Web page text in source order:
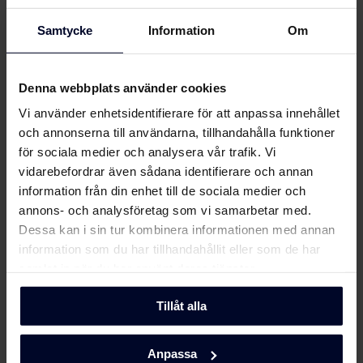
Samtycke Information Om
Denna webbplats använder cookies
Vi använder enhetsidentifierare för att anpassa innehållet
och annonserna till användarna, tillhandahålla funktioner
för sociala medier och analysera vår trafik. Vi
vidarebefordrar även sådana identifierare och annan
information från din enhet till de sociala medier och
annons- och analysföretag som vi samarbetar med.
Dessa kan i sin tur kombinera informationen med annan
information som du har tillhandahållit eller som de har
Tillåt alla
Anpassa
och varningar (SV)
Säkerhetsinformation
och varningar (FI)
Ladda ner
Säkerhetsinformation
och varningar (DK)
Ladda ner
Säkerhetsinformation
Ladda ner
Användarmanual
(DK,EN,FI,NO,SV)
Visa mer
OmGram